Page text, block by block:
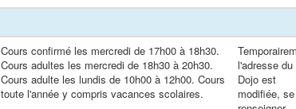
Cours confirmé les mercredi de 17h00 à 18h30.
Cours adultes les mercredi de 18h30 à 20h30.
Cours adulte les lundis de 10h00 à 12h00. Cours
toute l'année y compris vacances scolaires.
l'adresse du
Dojo est
modifiée, se